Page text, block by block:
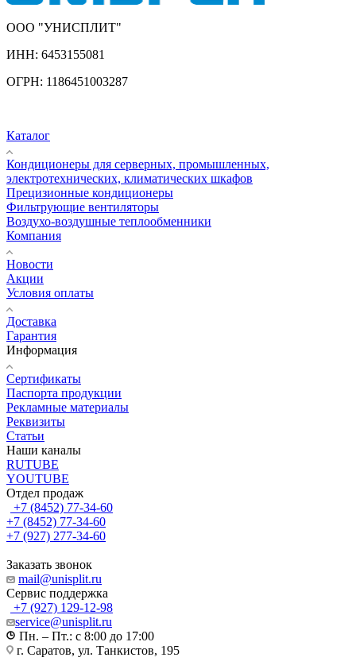
ООО "УНИСПЛИТ"
ИНН: 6453155081
ОГРН: 1186451003287
Каталог
Кондиционеры для серверных, промышленных,
электротехнических, климатических шкафов
Прецизионные кондиционеры
Фильтрующие вентиляторы
Воздухо-воздушные теплообменники
Компания
Новости
Акции
Условия оплаты
Доставка
Гарантия
Информация
Сертификаты
Паспорта продукции
Рекламные материалы
Реквизиты
Статьи
Наши каналы
RUTUBE
YOUTUBE
Отдел продаж
+7 (8452) 77-34-60
+7 (8452) 77-34-60
+7 (927) 277-34-60
Заказать звонок
mail@unisplit.ru
Cервис поддержка
+7 (927) 129-12-98
service@unisplit.ru
Пн. – Пт.: с 8:00 до 17:00
г. Саратов, ул. Танкистов, 195